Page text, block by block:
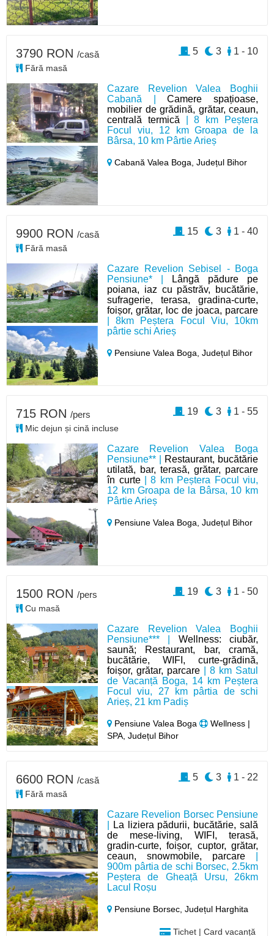
Cazare Revelion Valea Boghii
Cabană |Camere spațioase,
mobilier de grădină, grătar, ceaun,
centrală termică | 8 km Peștera
Focul viu, 12 km Groapa de la
Bârsa, 10 km Pârtie Arieș
Cabană Valea Boga,Județul Bihor
3790 RON /casă
Fără masă
1 - 10
3
5
Cazare Revelion Sebisel - Boga
Pensiune* |
Lângă pădure pe
poiana, iaz cu păstrăv, bucătărie,
sufragerie, terasa, gradina-curte,
foișor, grătar, loc de joaca, parcare
| 8km Peștera Focul Viu, 10km
pârtie schi Arieș
Pensiune Valea Boga,Județul Bihor
9900 RON /casă
Fără masă
1 - 40
3
15
Cazare Revelion Valea Boga
Pensiune** |
Restaurant, bucătărie
utilată, bar, terasă, grătar, parcare
în curte| 8 km Peștera Focul viu,
12 km Groapa de la Bârsa, 10 km
Pârtie Arieș
Pensiune Valea Boga,Județul Bihor
715 RON /pers
Mic dejun și cină incluse
1 - 55
3
19
Cazare Revelion Valea Boghii
Pensiune*** | Wellness: ciubăr,
saună; Restaurant, bar, cramă,
bucătărie, WIFI, curte-grădină,
foișor, grătar, parcare | 8 km Satul
de Vacanță Boga, 14 km Peștera
Focul viu, 27 km pârtia de schi
Arieș, 21 km Padiș
Pensiune Valea Boga
Wellness |
SPA, Județul Bihor
1500 RON /pers
Cu masă
1 - 50
3
19
Cazare Revelion Borsec Pensiune
La liziera pădurii, bucătărie, sală
de mese-living, WIFI, terasă,
gradin-curte, foișor, cuptor, grătar,
ceaun, snowmobile, parcare
900m pârtia de schi Borsec, 2.5km
Peștera de Gheață Ursu, 26km
Lacul Roșu
Pensiune Borsec,Județul Harghita
Tichet | Card vacanță
6600 RON /casă
Fără masă
1 - 22
3
5